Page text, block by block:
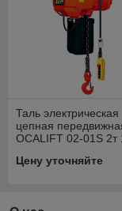
Таль электрическая
цепная
OCALIFT 02-01S 2т
Цену уточняйте